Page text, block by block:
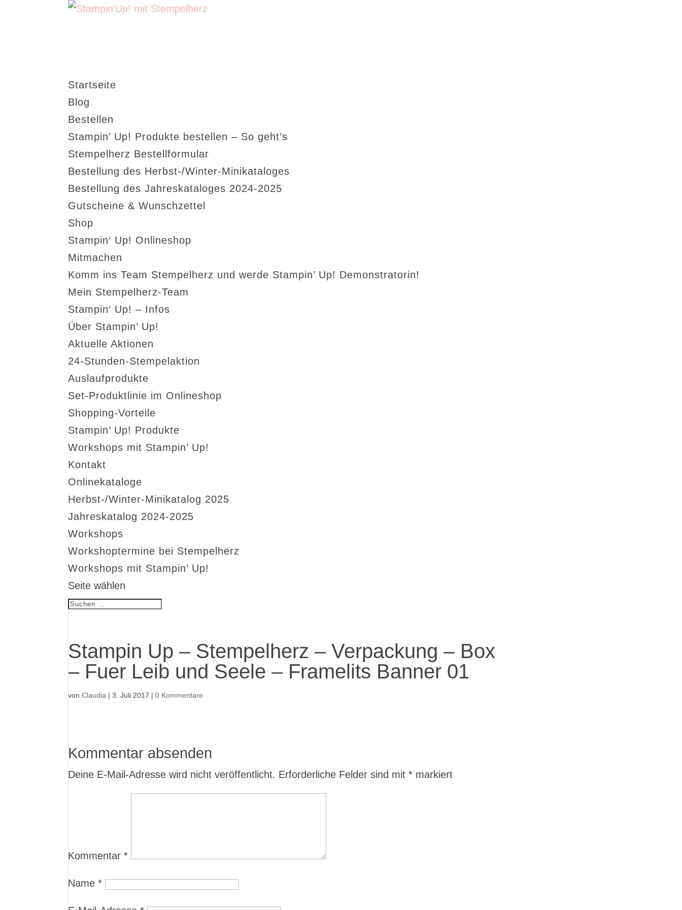
Startseite
Blog
Bestellen
Stampin’ Up! Produkte bestellen – So geht’s
Stempelherz Bestellformular
Bestellung des Herbst-/Winter-Minikataloges
Bestellung des Jahreskataloges 2024-2025
Gutscheine & Wunschzettel
Shop
Stampin‘ Up! Onlineshop
Mitmachen
Komm ins Team Stempelherz und werde Stampin’ Up! Demonstratorin!
Mein Stempelherz-Team
Stampin‘ Up! – Infos
Über Stampin’ Up!
Aktuelle Aktionen
24-Stunden-Stempelaktion
Auslaufprodukte
Set-Produktlinie im Onlineshop
Shopping-Vorteile
Stampin’ Up! Produkte
Workshops mit Stampin’ Up!
Kontakt
Onlinekataloge
Herbst-/Winter-Minikatalog 2025
Jahreskatalog 2024-2025
Workshops
Workshoptermine bei Stempelherz
Workshops mit Stampin’ Up!
Seite wählen
Stampin Up – Stempelherz – Verpackung – Box
– Fuer Leib und Seele – Framelits Banner 01
vonClaudia |3. Juli 2017 |0 Kommentare
Kommentar absenden
Deine E-Mail-Adresse wird nicht veröffentlicht. Erforderliche Felder sind mit* markiert
Kommentar*
Name*